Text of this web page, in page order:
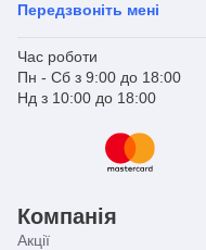
Передзвоніть мені
Час роботи
Пн - Сб з 9:00 до 18:00
Нд з 10:00 до 18:00
Компанія
Акції